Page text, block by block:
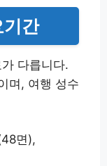
기간
다릅니다.
며, 여행 성수
면),